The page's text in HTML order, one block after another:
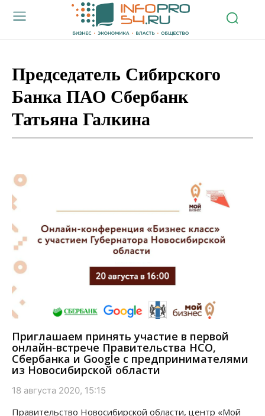
Председатель Сибирского
Банка ПАО Сбербанк
Татьяна Галкина
Приглашаем принять участие в первой
онлайн-встрече Правительства НСО,
Сбербанка и Google с предпринимателями
из Новосибирской области
18 августа 2020, 15:15
Правительство Новосибирской области, центр «Мой